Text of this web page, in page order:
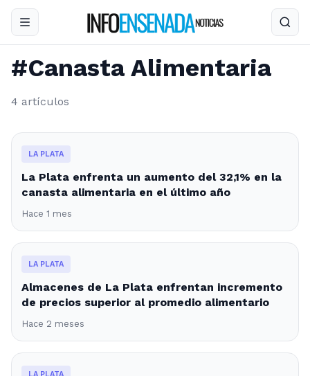
#Canasta Alimentaria
4 artículos
LA PLATA
La Plata enfrenta un aumento del 32,1% en la
canasta alimentaria en el último año
Hace 1 mes
LA PLATA
Almacenes de La Plata enfrentan incremento
de precios superior al promedio alimentario
Hace 2 meses